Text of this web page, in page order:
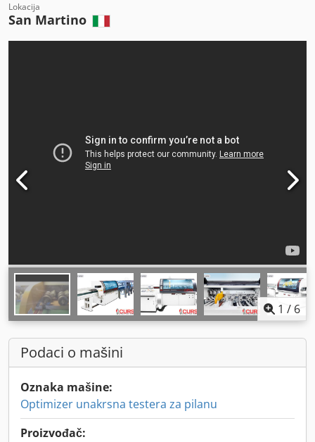
Lokacija
San Martino
1 / 6
Podaci o mašini
Oznaka mašine:
Optimizer unakrsna testera za pilanu
Proizvođač: